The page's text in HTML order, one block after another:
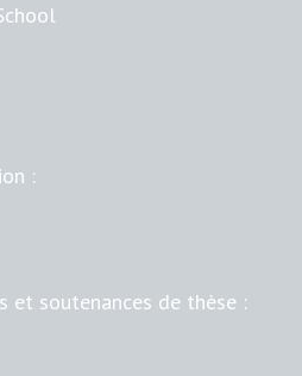
:
et soutenances de thèse :